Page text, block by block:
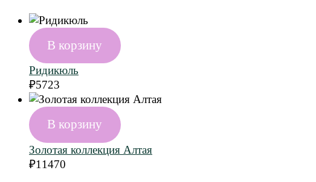
В корзину
Ридикюль
₽5723
В корзину
Золотая коллекция Алтая
₽11470